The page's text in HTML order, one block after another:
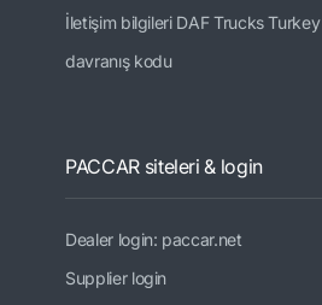
İletişim bilgileri DAF Trucks Turkey
davranış kodu
PACCAR siteleri & login
Dealer login: paccar.net
Supplier login